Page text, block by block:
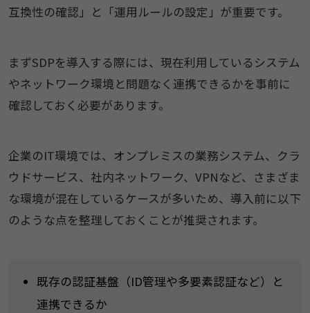
互換性の確認」と「運用ルールの設定」が重要です。
まずSDPを導入する際には、現在利用しているシステム
やネットワーク環境と問題なく連携できるかを事前に
確認しておく必要があります。
企業のIT環境では、オンプレミスの業務システム、クラ
ウドサービス、社内ネットワーク、VPNなど、さまざま
な環境が混在しているケースが多いため、導入前に以下
のような点を整理しておくことが推奨されます。
既存の認証基盤（ID管理や多要素認証など）と
連携できるか